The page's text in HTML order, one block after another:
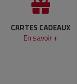
CARTES CADEAUX
En savoir +